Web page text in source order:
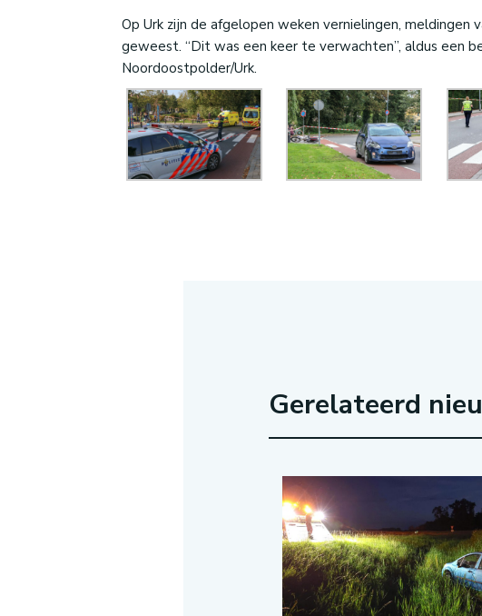
Op Urk zijn de afgelopen weken vernielingen, meldingen
geweest. “Dit was een keer te verwachten”, aldus een
Noordoostpolder/Urk.
Gerelateerd